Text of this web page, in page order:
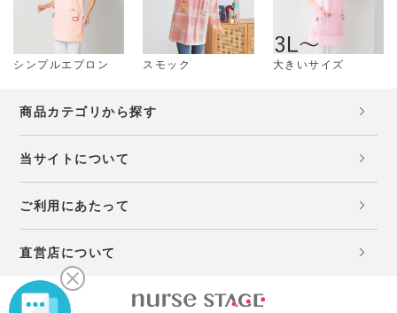
シンプルエプロン スモック 大きいサイズ
商品カテゴリから探す
当サイトについて
ご利用にあたって
直営店について